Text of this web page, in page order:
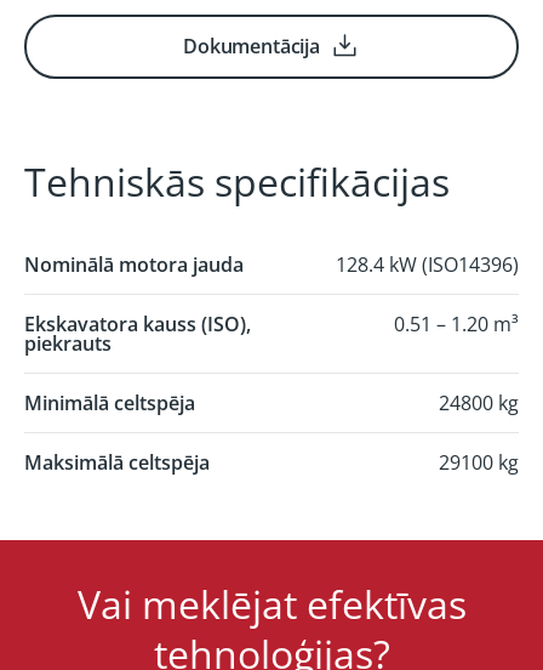
Dokumentācija
Tehniskās specifikācijas
Nominālā motora jauda 128.4 kW (ISO14396)
Ekskavatora kauss (ISO),
piekrauts
0.51 – 1.20 m³
Minimālā celtspēja 24800 kg
Maksimālā celtspēja 29100 kg
Vai meklējat efektīvas
tehnoloģijas?